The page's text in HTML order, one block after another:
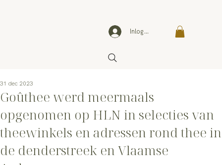
Inloggen
Goûthee werd meermaals
opgenomen op HLN in selecties van
theewinkels en adressen rond thee in
de denderstreek en Vlaamse
31 dec 2023